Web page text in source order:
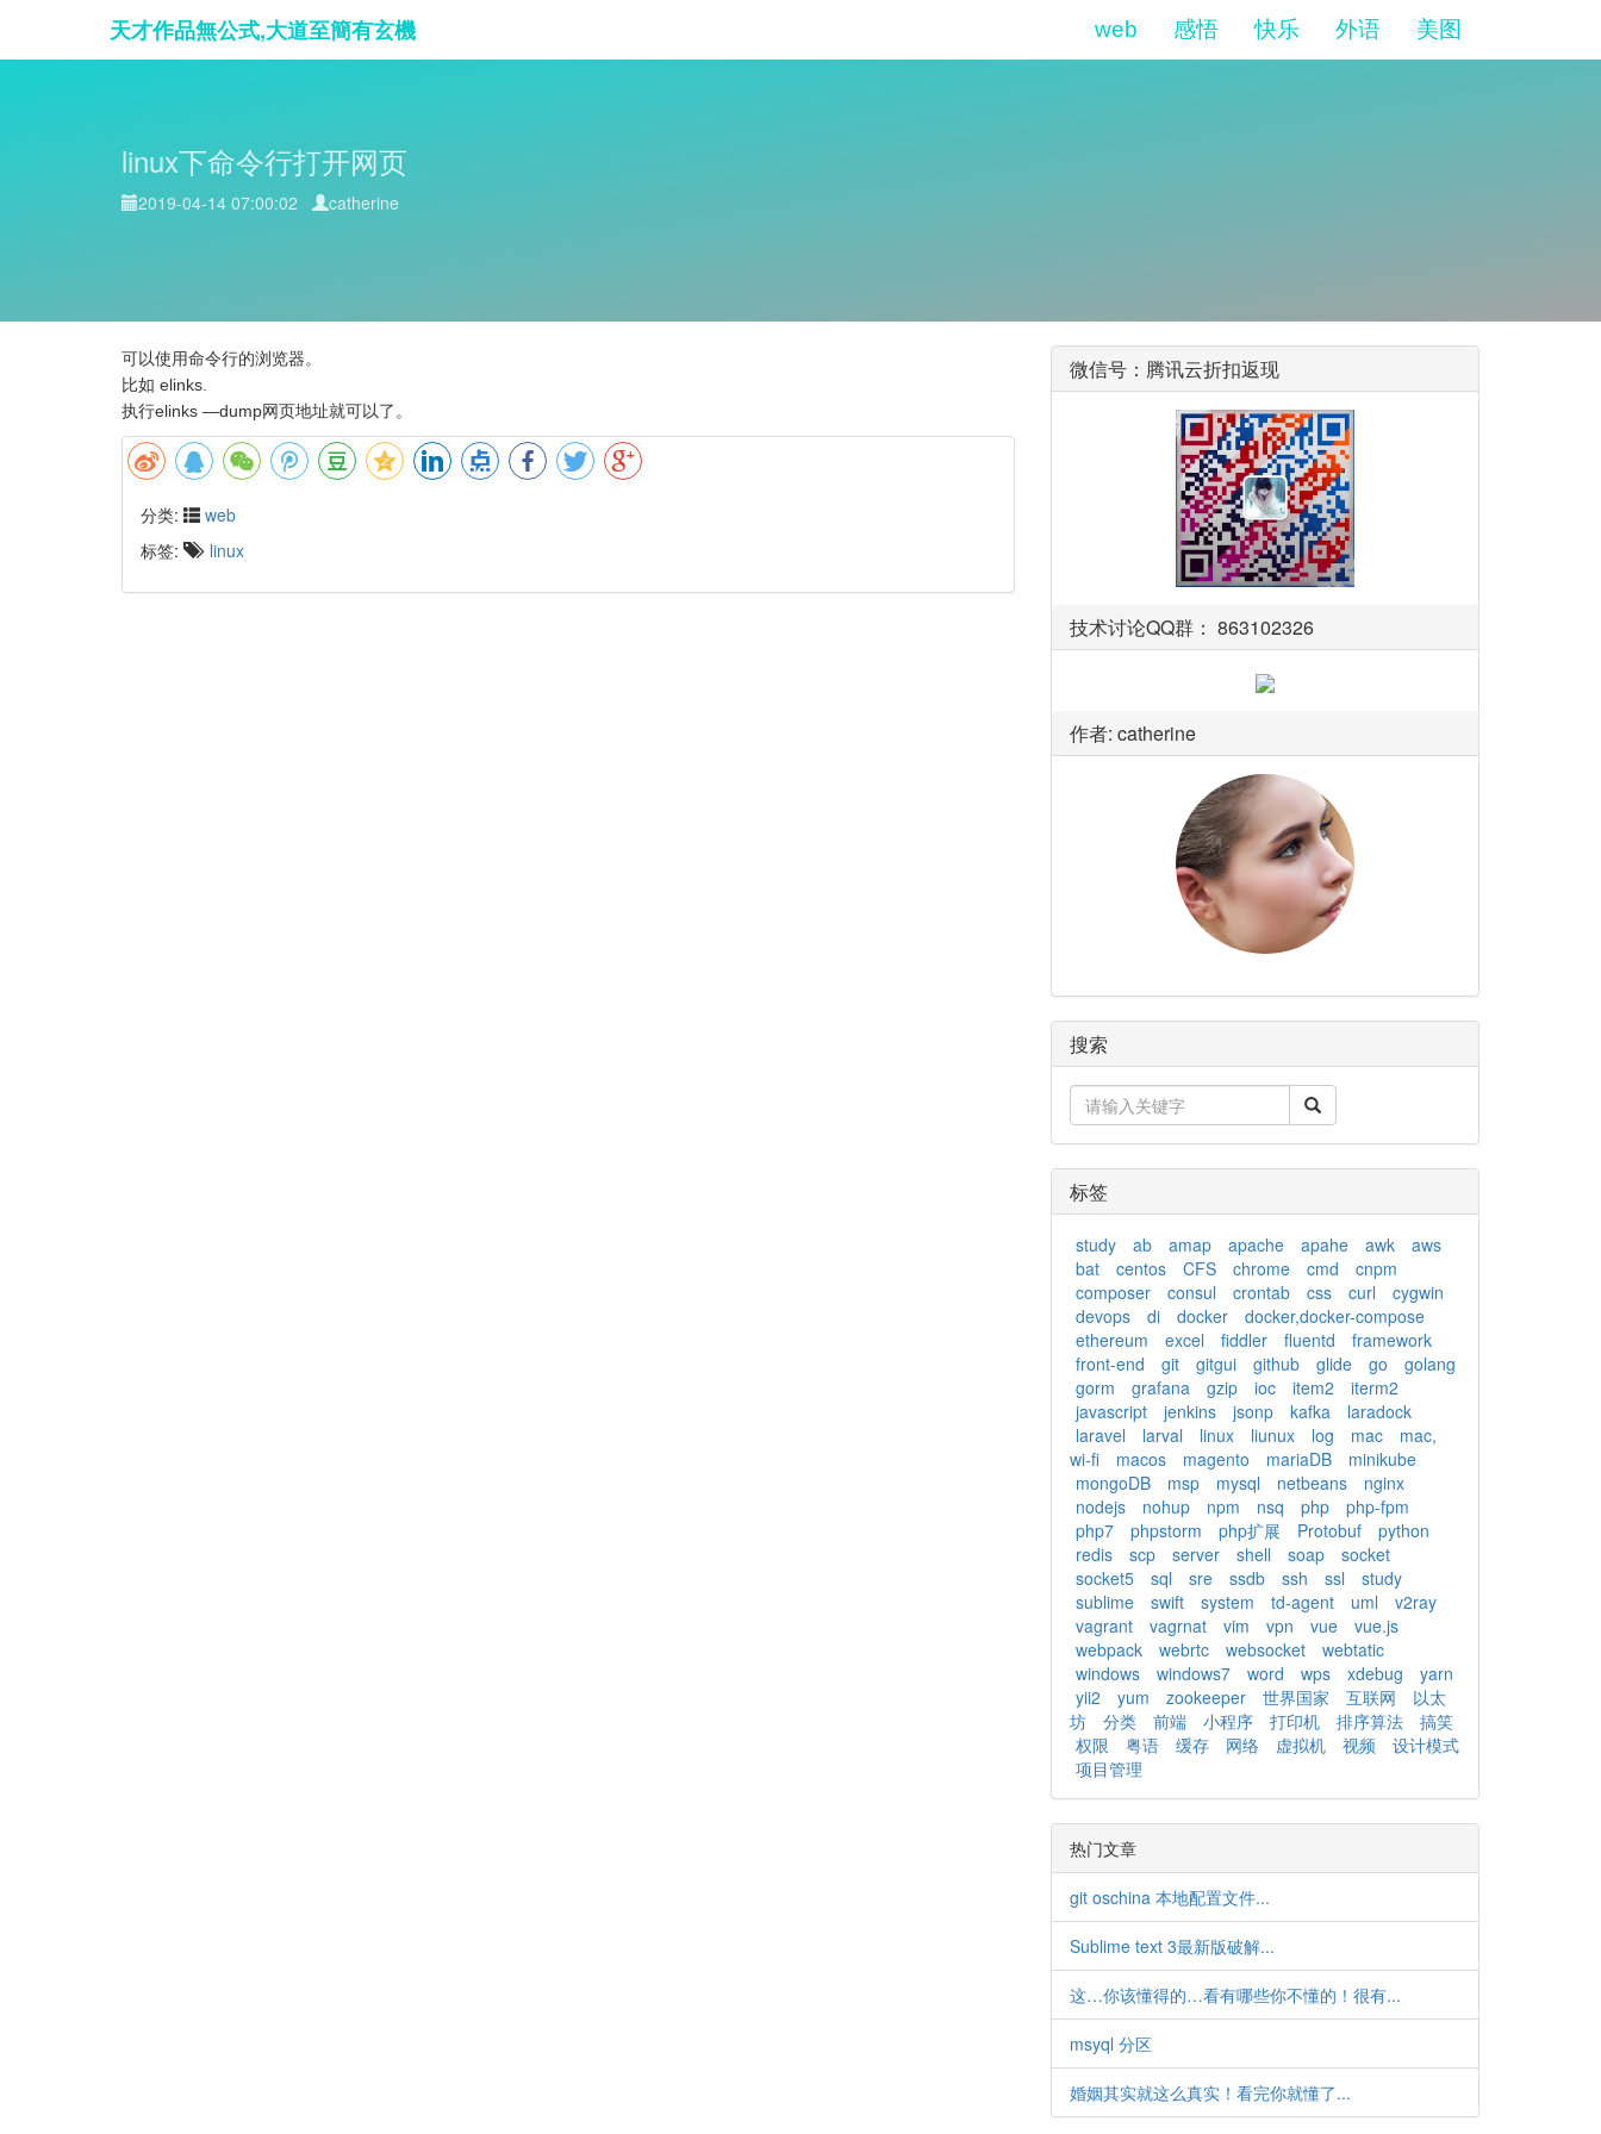
天才作品無公式,大道至簡有玄機 web 感悟 快乐 外语 美图
linux下命令行打开网页
2019-04-14 07:00:02 catherine
可以使用命令行的浏览器。
比如 elinks.
执行elinks —dump网页地址就可以了。
分类:
web
标签:
linux
微信号：腾讯云折扣返现
技术讨论QQ群： 863102326
作者: catherine
搜索
标签
study ab amap apache apahe awk
aws
bat
centos CFS chrome cmd
cnpm
composer
consul crontab css curl
cygwin
devops
di docker
docker,docker-compose
ethereum
excel fiddler fluentd
framework
front-end
git gitgui github glide go
golang
gorm
grafana gzip ioc item2
iterm2
javascript
jenkins jsonp kafka
laradock
laravel
larval linux liunux log mac
mac,
wi-fi
macos magento mariaDB
minikube
mongoDB
msp mysql netbeans
nginx
nodejs
nohup npm nsq php
php-fpm
php7
phpstorm php扩展 Protobuf
python
redis
scp server shell soap
socket
socket5
sql sre ssdb ssh ssl
study
sublime
swift system td-agent uml
v2ray
vagrant
vagrnat vim vpn vue
vue.js
webpack
webrtc websocket
webtatic
windows
windows7 word wps xdebug
yarn
yii2
yum zookeeper 世界国家 互联网
以太
坊
分类 前端 小程序 打印机 排序算法
搞笑
权限
粤语 缓存 网络 虚拟机 视频
设计模式
项目管理
热门文章
git oschina 本地配置文件...
Sublime text 3最新版破解...
这…你该懂得的…看有哪些你不懂的！很有...
msyql 分区
婚姻其实就这么真实！看完你就懂了...